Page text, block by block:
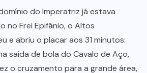
do Imperatriz já estava
no Frei Epifânio, o Altos
e abriu o placar aos 31 minutos:
saída de bola do Cavalo de Aço,
o cruzamento para a grande área,